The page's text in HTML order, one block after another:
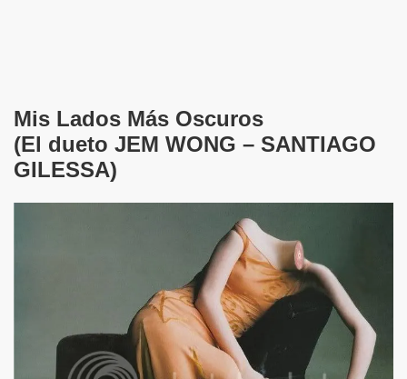
Mis Lados Más Oscuros
(El dueto JEM WONG – SANTIAGO
GILESSA)
POESÍA ORIENTAL
EROTICA , SUGESTIVA POR FANNY JEM WONG